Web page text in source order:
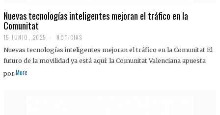
Nuevas tecnologías inteligentes mejoran el tráfico en la
Comunitat
15 JUNIO, 2025 NOTICIAS
Nuevas tecnologías inteligentes mejoran el tráfico en la Comunitat El
futuro de la movilidad ya está aquí: la Comunitat Valenciana apuesta
por More